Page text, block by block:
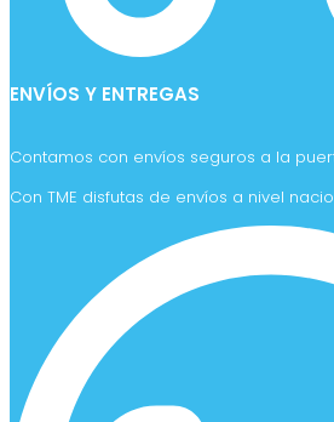
ENVÍOS Y ENTREGAS
Contamos con envíos seguros a la
Con TME disfutas de envíos a nivel